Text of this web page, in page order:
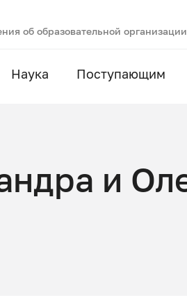
об образовательной организации
Наука Поступающим
и